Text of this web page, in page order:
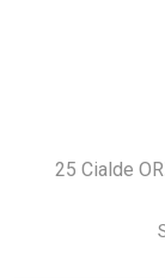
25 Cialde